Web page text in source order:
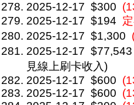
2025-12-17 $300
2025-12-17 $194
2025-12-17 $1,300
2025-12-17 $77,543
見線上刷卡收入)
2025-12-17 $600
2025-12-17 $600